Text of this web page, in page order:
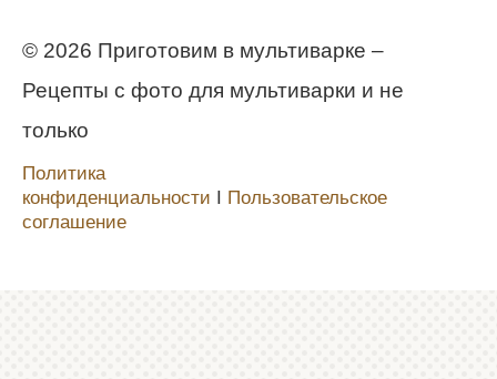
© 2026 Приготовим в мультиварке –
Рецепты с фото для мультиварки и не
только
Политика
конфиденциальности Ι Пользовательское
соглашение